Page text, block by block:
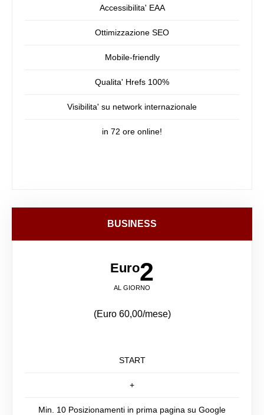
Accessibilita' EAA
Ottimizzazione SEO
Mobile-friendly
Qualita' Hrefs 100%
Visibilita' su network internazionale
in 72 ore online!
BUSINESS
Euro2
AL GIORNO
(Euro 60,00/mese)
START
+
Min. 10 Posizionamenti in prima pagina su Google